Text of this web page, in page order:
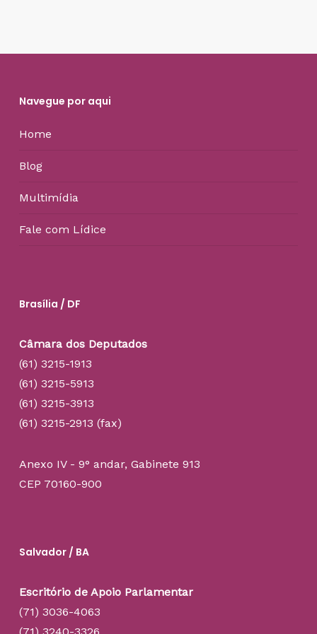
Navegue por aqui
Home
Blog
Multimídia
Fale com Lídice
Brasília / DF
Câmara dos Deputados
(61) 3215-1913
(61) 3215-5913
(61) 3215-3913
(61) 3215-2913 (fax)
Anexo IV - 9° andar, Gabinete 913
CEP 70160-900
Salvador / BA
Escritório de Apoio Parlamentar
(71) 3036-4063